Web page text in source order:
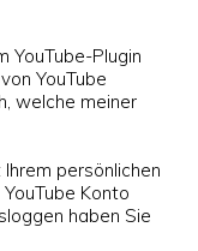
YouTube-Plugin
YouTube
welche meiner
persönlichen
Konto
haben Sie